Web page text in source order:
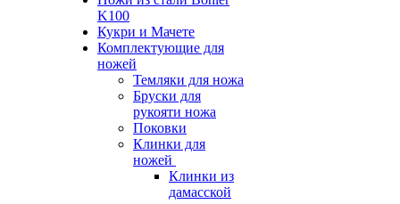
K100
Кукри и Мачете
Комплектующие для
ножей
Темляки для ножа
Бруски для
рукояти ножа
Поковки
Клинки для
ножей
Клинки из
дамасской